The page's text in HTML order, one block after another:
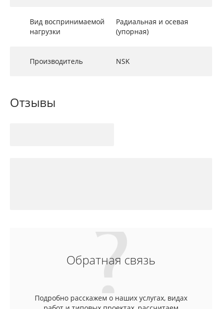
Вид воспринимаемой
нагрузки
Радиальная и осевая
(упорная)
Производитель NSK
Отзывы
Обратная связь
Подробно расскажем о наших услугах, видах